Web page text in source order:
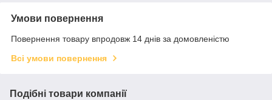
Умови повернення
Повернення товару впродовж 14 днів за домовленістю
Всі умови повернення
Подібні товари компанії